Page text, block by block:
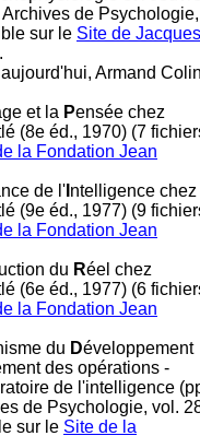
de Psychologie,
sur le Site de Jacques
Armand
et la Pensée chez
(8e éd., 1970) (7
la Fondation Jean
de l' ntelligence chez
(9e éd., 1977) (9
la Fondation Jean
du Réel chez
(6e éd., 1977) (6
la Fondation Jean
du Développement
des opérations -
de l'intelligence
de Psychologie, vol.
sur le Site de la